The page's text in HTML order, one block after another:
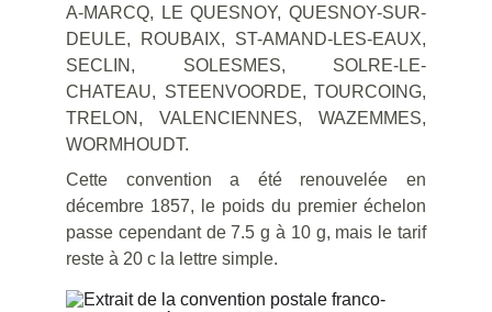
A-MARCQ, LE QUESNOY, QUESNOY-SUR-
DEULE, ROUBAIX, ST-AMAND-LES-EAUX,
SECLIN, SOLESMES, SOLRE-LE-
CHATEAU, STEENVOORDE, TOURCOING,
TRELON, VALENCIENNES, WAZEMMES,
WORMHOUDT.
Cette convention a été renouvelée en
décembre 1857, le poids du premier échelon
passe cependant de 7.5 g à 10 g, mais le tarif
reste à 20 c la lettre simple.